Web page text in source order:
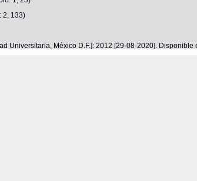
2, 133)
México D.F.]: 2012 [29-08-2020]. Disponible